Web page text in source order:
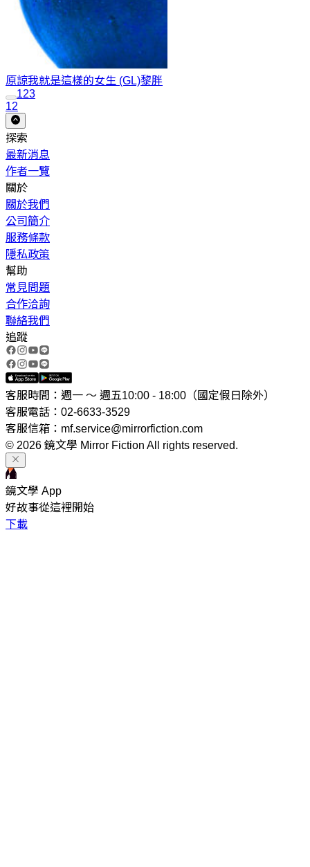
原諒我就是這樣的女生 (GL)黎胖
123
12
探索
最新消息
作者一覽
關於
關於我們
公司簡介
服務條款
隱私政策
幫助
常見問題
合作洽詢
聯絡我們
追蹤
客服時間：週一 ～ 週五10:00 - 18:00（國定假日除外）
客服電話：02-6633-3529
客服信箱：mf.service@mirrorfiction.com
© 2026 鏡文學 Mirror Fiction All rights reserved.
鏡文學 App
好故事從這裡開始
下載